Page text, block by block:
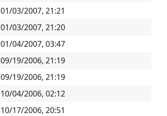
01/03/2007, 21:21
01/03/2007, 21:20
01/04/2007, 03:47
09/19/2006, 21:19
09/19/2006, 21:19
10/04/2006, 02:12
10/17/2006, 20:51